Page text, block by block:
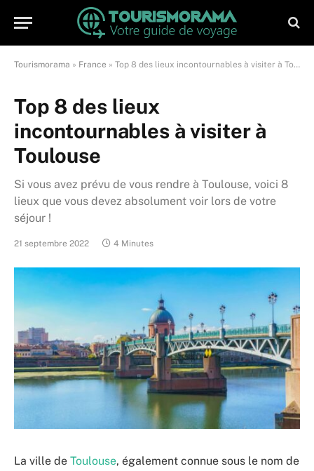
Tourismorama » France » Top 8 des lieux incontournables à visiter à Toulouse
Top 8 des lieux
incontournables à visiter à
Toulouse
Si vous avez prévu de vous rendre à Toulouse, voici 8
lieux que vous devez absolument voir lors de votre
séjour !
21 septembre 2022 4 Minutes
La ville de Toulouse, également connue sous le nom de